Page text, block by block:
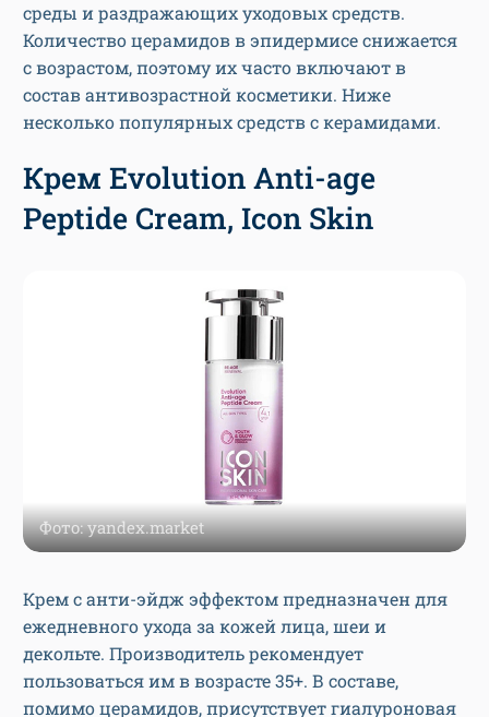
среды и раздражающих уходовых средств.
Количество церамидов в эпидермисе снижается
с возрастом, поэтому их часто включают в
состав антивозрастной косметики. Ниже
несколько популярных средств с керамидами.
Крем Evolution Anti-age
Peptide Cream, Icon Skin
Фото: yandex.market
Крем с анти-эйдж эффектом предназначен для
ежедневного ухода за кожей лица, шеи и
декольте. Производитель рекомендует
пользоваться им в возрасте 35+. В составе,
помимо церамидов, присутствует гиалуроновая